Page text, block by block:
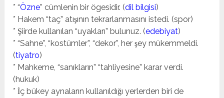
* “Özne” cümlenin bir ögesidir. (dil bilgisi)
* Hakem “taç” atışının tekrarlanmasını istedi. (spor)
* Şiirde kullanılan “uyakları” bulunuz. (edebiyat)
* “Sahne”, “kostümler”, “dekor”, her şey mükemmeldi.
(tiyatro)
* Mahkeme, “sanıkların” “tahliyesine” karar verdi.
(hukuk)
* İç bükey aynaların kullanıldığı yerlerden biri de